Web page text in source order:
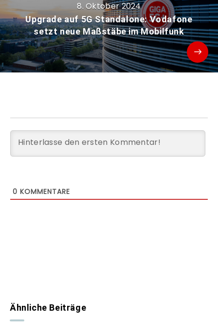
8. Oktober 2024
Upgrade auf 5G Standalone: Vodafone
setzt neue Maßstäbe im Mobilfunk
0 KOMMENTARE
Ähnliche Beiträge